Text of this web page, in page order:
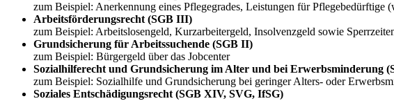
zum Beispiel: Anerkennung eines Pflegegrades, Leistungen für
Arbeitsförderungsrecht (SGB III)
zum Beispiel: Arbeitslosengeld, Kurzarbeitergeld, Insolvenzgeld sowie
Grundsicherung für Arbeitssuchende (SGB II)
zum Beispiel: Bürgergeld über das Jobcenter
Sozialhilferecht und Grundsicherung im Alter und bei Erwerbsminderung
zum Beispiel: Sozialhilfe und Grundsicherung bei geringer Alters- oder
Soziales Entschädigungsrecht (SGB XIV, SVG, IfSG)